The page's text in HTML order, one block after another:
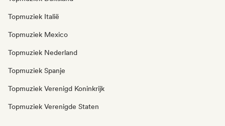
Topmuziek Italië
Topmuziek Mexico
Topmuziek Nederland
Topmuziek Spanje
Topmuziek Verenigd Koninkrijk
Topmuziek Verenigde Staten